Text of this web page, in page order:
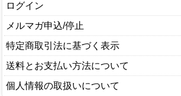
ログイン
メルマガ申込/停止
特定商取引法に基づく表示
送料とお支払い方法について
個人情報の取扱いについて